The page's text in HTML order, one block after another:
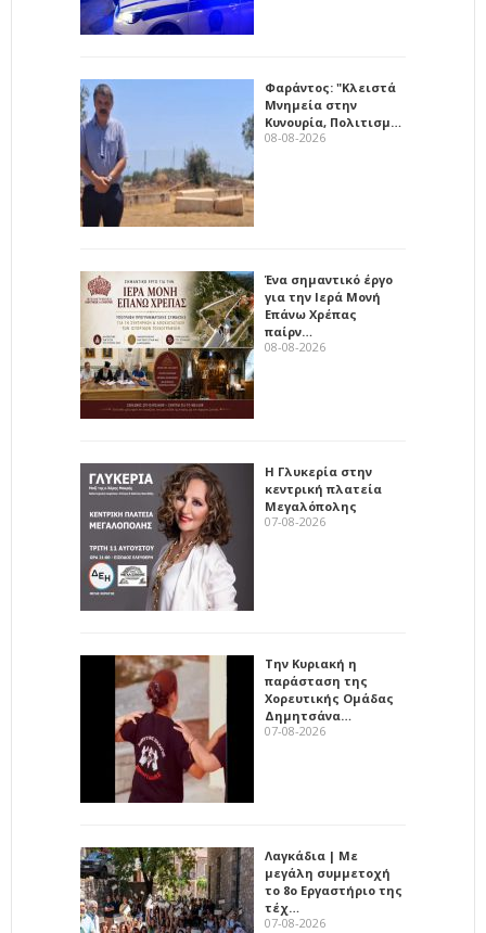
Φαράντος: "Κλειστά
Μνημεία στην
Κυνουρία, Πολιτισμ…
08-08-2026
Ένα σημαντικό έργο
για την Ιερά Μονή
Επάνω Χρέπας
παίρν…
08-08-2026
Η Γλυκερία στην
κεντρική πλατεία
Μεγαλόπολης
07-08-2026
Την Κυριακή η
παράσταση της
Χορευτικής Ομάδας
Δημητσάνα…
07-08-2026
Λαγκάδια | Με
μεγάλη συμμετοχή
το 8ο Εργαστήριο της
τέχ…
07-08-2026